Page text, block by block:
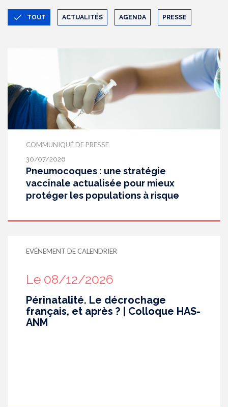
TOUT ACTUALITÉS AGENDA PRESSE
COMMUNIQUÉ DE PRESSE
30/07/2026
Pneumocoques : une stratégie
vaccinale actualisée pour mieux
protéger les populations à risque
EVÉNEMENT DE CALENDRIER
Le 08/12/2026
Périnatalité. Le décrochage
français, et après ? | Colloque HAS-
ANM